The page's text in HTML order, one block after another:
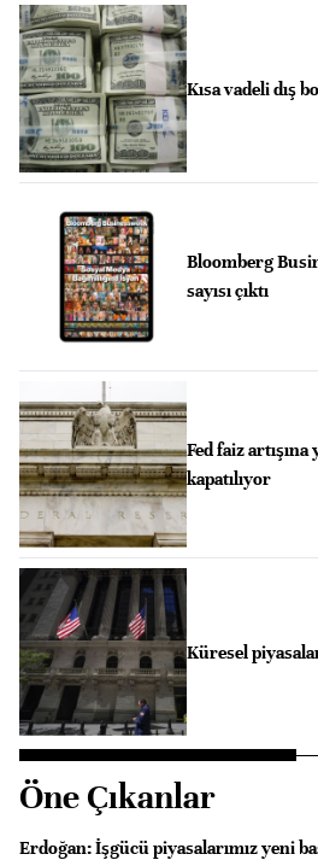
Kısa vadeli dış
Bloomberg
sayısı çıktı
Fed faiz
kapatılıyor
Küresel
Öne Çıkanlar
Erdoğan: İşgücü piyasalarımız yeni